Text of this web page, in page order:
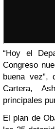
“Hoy el
Congreso
buena vez”,
Cartera,
principales
El plan de